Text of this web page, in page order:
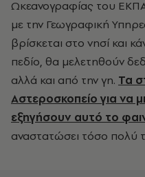
Ωκεανογραφίας του
με την Γεωγραφική
βρίσκεται στο νησί και
πεδίο, θα μελετηθούν
αλλά και από την γη. Τα
Αστεροσκοπείο για να
εξηγήσουν αυτό το
αναστατώσει τόσο πολύ